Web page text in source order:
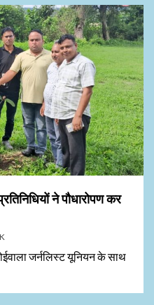
ने पौधारोपण कर
जर्नलिस्ट यूनियन के साथ